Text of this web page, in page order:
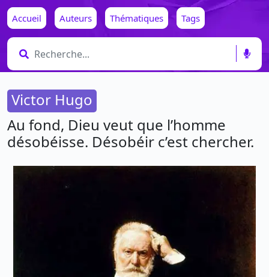
Accueil Auteurs Thématiques Tags
Victor Hugo
Au fond, Dieu veut que l’homme
désobéisse. Désobéir c’est chercher.